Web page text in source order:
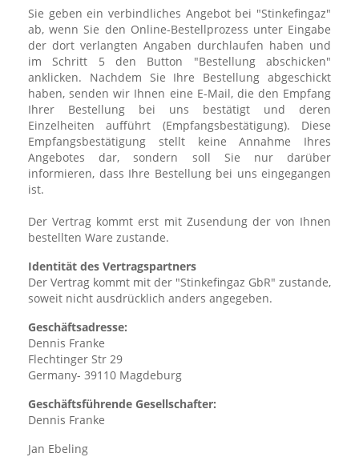
Sie geben ein verbindliches Angebot bei "Stinkefingaz"
ab, wenn Sie den Online-Bestellprozess unter Eingabe
der dort verlangten Angaben durchlaufen haben und
im Schritt 5 den Button "Bestellung abschicken"
anklicken. Nachdem Sie Ihre Bestellung abgeschickt
haben, senden wir Ihnen eine E-Mail, die den Empfang
Ihrer Bestellung bei uns bestätigt und deren
Einzelheiten aufführt (Empfangsbestätigung). Diese
Empfangsbestätigung stellt keine Annahme Ihres
Angebotes dar, sondern soll Sie nur darüber
informieren, dass Ihre Bestellung bei uns eingegangen
ist.
Der Vertrag kommt erst mit Zusendung der von Ihnen
bestellten Ware zustande.
Identität des Vertragspartners
Der Vertrag kommt mit der "Stinkefingaz GbR" zustande,
soweit nicht ausdrücklich anders angegeben.
Geschäftsadresse:
Dennis Franke
Flechtinger Str 29
Germany- 39110 Magdeburg
Geschäftsführende Gesellschafter:
Dennis Franke
Jan Ebeling